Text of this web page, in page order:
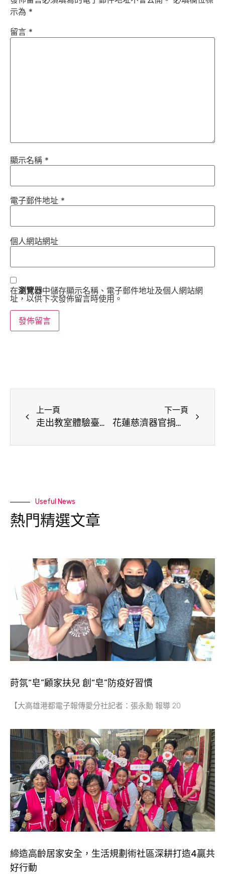
示為 *
留言 *
顯示名稱 *
電子郵件地址 *
個人網站網址
在瀏覽器中儲存顯示名稱、電子郵件地址及個人網站網
址，以供下次發佈留言時使用。
上一頁
走出教室體驗臺南，南大領學子深入府城體驗歷史文化
下一頁
花蓮慈濟器官捐贈宣導盼遺愛滿人間 民眾：原來器捐不可怕
Useful News
熱門精選文章
莳氛“皂”顧家扶兒 創“皂”防疫好習慣
【大高雄港都電子報傳愛分社記者：張永勳 報導 20
締造高齡居家安全，生活規劃術社區深耕打造4贏共
好行動